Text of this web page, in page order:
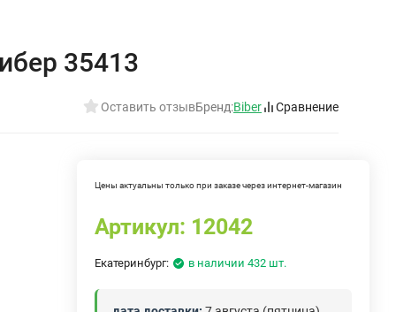
35413
Оставить отзывБренд:Biber Сравнение
Цены актуальны только при заказе через интернет-магазин
Артикул: 12042
Екатеринбург: в наличии 432 шт.